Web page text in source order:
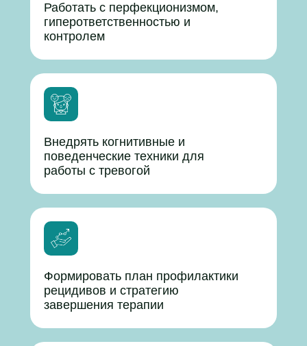
Формировать план профилактики
рецидивов и стратегию
завершения терапии
Работать с перфекционизмом,
гиперответственностью и
контролем
Внедрять когнитивные и
поведенческие техники для
работы с тревогой